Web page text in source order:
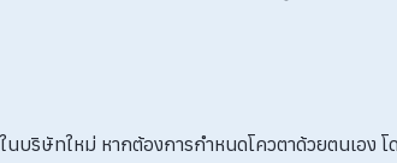
ริษัทใหม่ หากต้องการกำหนดโควตาด้วยตนเอง โ